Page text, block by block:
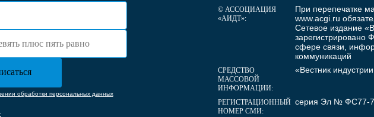
обработки персональных данных
© АССОЦИАЦИЯ
«АИДТ»:
При перепечатке
www.acgi.ru
Сетевое издание
зарегистрировано
сфере связи,
коммуникаций
СРЕДСТВО
МАССОВОЙ
ИНФОРМАЦИИ:
«Вестник
РЕГИСТРАЦИОННЫЙ
НОМЕР СМИ:
серия Эл № ФС77-